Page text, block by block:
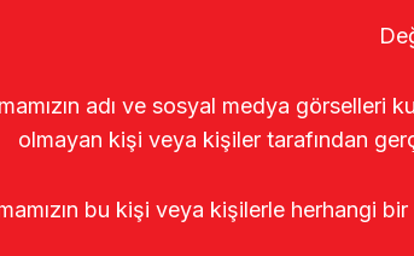
adı ve sosyal medya görselleri
olmayan kişi veya kişiler tarafından
bu kişi veya kişilerle herhangi